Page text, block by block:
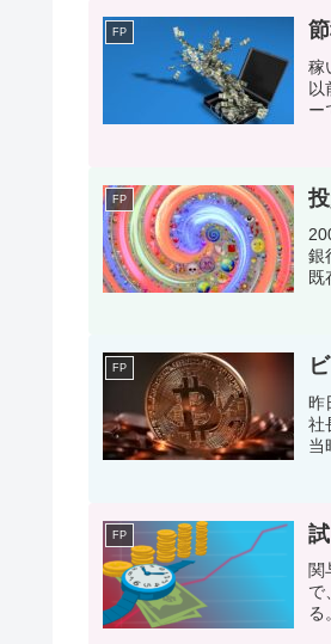
FP
稼
以
ー
FP
銀
既
FP
昨
社
当
FP
関
で
る